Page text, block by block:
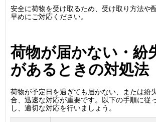
安全に荷物を受け取るため、受け取り方法や
早めにご対応ください。
荷物が届かない・紛
があるときの対処法
荷物が予定日を過ぎても届かない、または紛
合、迅速な対応が重要です。以下の手順に従
し、適切な対応を行いましょう。